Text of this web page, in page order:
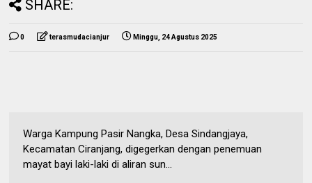
SHARE:
0 terasmudacianjur Minggu, 24 Agustus 2025
Warga Kampung Pasir Nangka, Desa Sindangjaya,
Kecamatan Ciranjang, digegerkan dengan penemuan
mayat bayi laki-laki di aliran sun...